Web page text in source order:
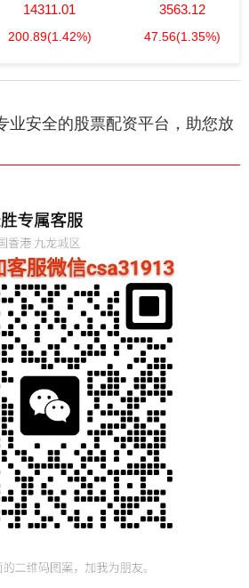
14311.01
200.89(1.42%)
3563.12
47.56(1.35%)
业安全的股票配资平台，助您放